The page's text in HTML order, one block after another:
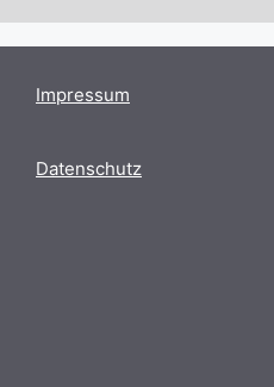
Impressum
Datenschutz